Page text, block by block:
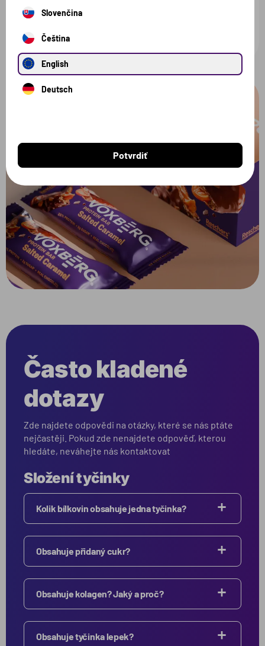
to má být.
Často kladené
dotazy
Zde najdete odpovědi na otázky, které se nás ptáte
nejčastěji. Pokud zde nenajdete odpověď, kterou
hledáte, neváhejte nás kontaktovat
Složení tyčinky
Kolik bílkovin obsahuje jedna tyčinka?
Obsahuje přidaný cukr?
Obsahuje kolagen? Jaký a proč?
Obsahuje tyčinka lepek?
Slovenčina
Čeština
English
Deutsch
Potvrdiť